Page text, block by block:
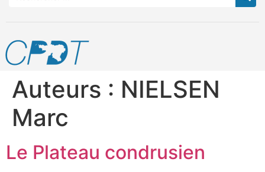
Auteurs : NIELSEN
Marc
Le Plateau condrusien